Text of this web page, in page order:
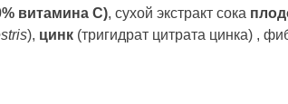
витамина С), сухой экстракт сока
), цинк (тригидрат цитрата цинка) ,